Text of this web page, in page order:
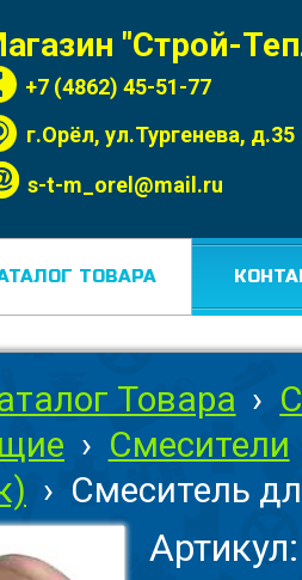
"Строй-
+7 (4862) 45-51-77
г.Орёл, ул.Тургенева, д.35
s-t-m_orel@mail.ru
ТОВАРА
Товара ›
› Смесители
› Смеситель